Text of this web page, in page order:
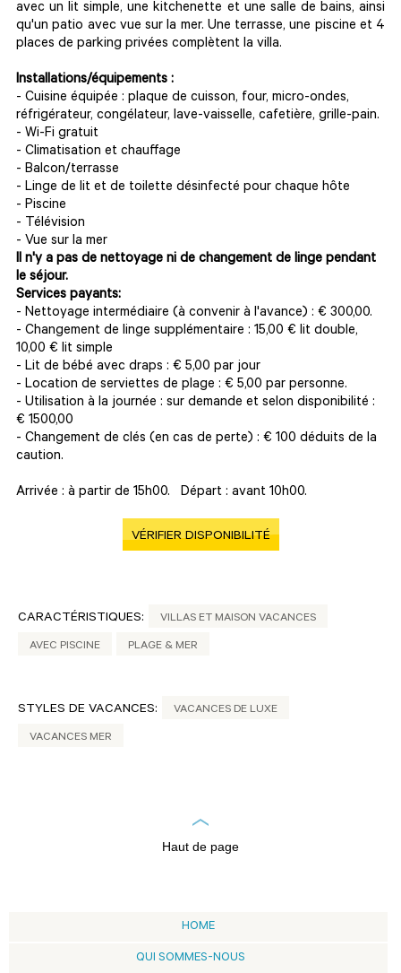
avec un lit simple, une kitchenette et une salle de bains, ainsi
qu'un patio avec vue sur la mer. Une terrasse, une piscine et 4
places de parking privées complètent la villa.
Installations/équipements :
- Cuisine équipée : plaque de cuisson, four, micro-ondes,
réfrigérateur, congélateur, lave-vaisselle, cafetière, grille-pain.
- Wi-Fi gratuit
- Climatisation et chauffage
- Balcon/terrasse
- Linge de lit et de toilette désinfecté pour chaque hôte
- Piscine
- Télévision
- Vue sur la mer
Il n'y a pas de nettoyage ni de changement de linge pendant
le séjour.
Services payants:
- Nettoyage intermédiaire (à convenir à l'avance) : € 300,00.
- Changement de linge supplémentaire : 15,00 € lit double,
10,00 € lit simple
- Lit de bébé avec draps : € 5,00 par jour
- Location de serviettes de plage : € 5,00 par personne.
- Utilisation à la journée : sur demande et selon disponibilité :
€ 1500,00
- Changement de clés (en cas de perte) : € 100 déduits de la
caution.
Arrivée : à partir de 15h00. Départ : avant 10h00.
VÉRIFIER DISPONIBILITÉ
CARACTÉRISTIQUES: VILLAS ET MAISON VACANCES
AVEC PISCINE PLAGE & MER
STYLES DE VACANCES: VACANCES DE LUXE
VACANCES MER
Haut de page
HOME
QUI SOMMES-NOUS